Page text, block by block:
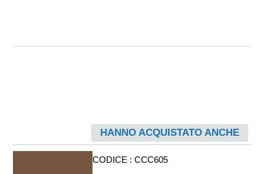
HANNO ACQUISTATO ANCHE
CODICE : CCC605